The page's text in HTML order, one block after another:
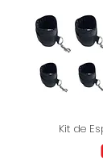
Kit de